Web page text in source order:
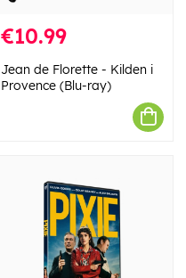
€10.99
Jean de Florette - Kilden i
Provence (Blu-ray)